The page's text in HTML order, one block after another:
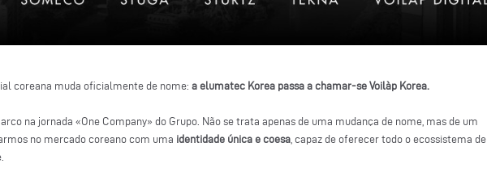
coreana muda oficialmente de nome: a elumatec Korea passa a chamar-se Voilàp Korea.
na jornada «One Company» do Grupo. Não se trata apenas de uma mudança de nome, mas de um
no mercado coreano com uma identidade única e coesa, capaz de oferecer todo o ecossistema de